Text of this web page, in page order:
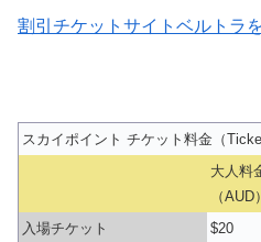
割引チケットサイトベルトラ
スカイポイント チケット料金（
大人料
（AUD）
入場チケット
$20